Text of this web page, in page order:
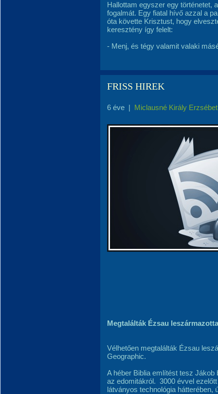
Hallottam egyszer egy történetet,
fogalmát. Egy fiatal hívő azzal a
óta követte Krisztust, hogy
keresztény így felelt:
- Menj, és tégy valamit valaki
FRISS HIREK
6 éve | Miclausné Király Erzsébet
Megtalálták Ézsau
Vélhetően megtalálták Ézsau
Geographic.
A héber Biblia említést tesz
az edomitákról. 3000 évvel
látványos technológia hátterében,